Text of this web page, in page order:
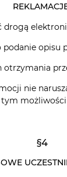
FABRIC
drogą
opisu
otrzymania
nie
§4